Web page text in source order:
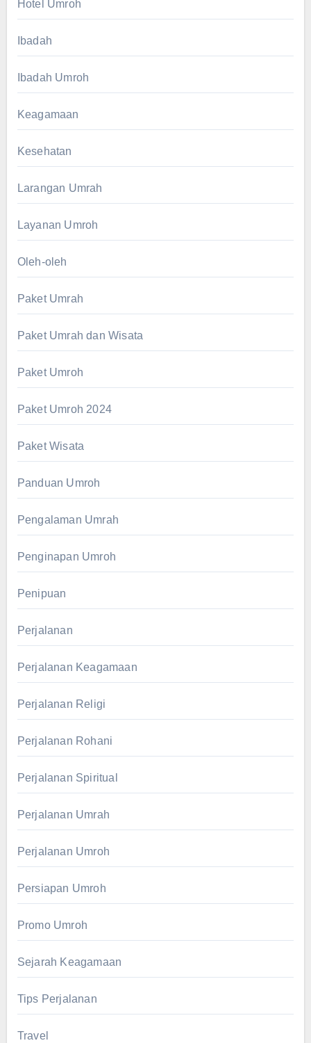
Hotel Umroh
Ibadah
Ibadah Umroh
Keagamaan
Kesehatan
Larangan Umrah
Layanan Umroh
Oleh-oleh
Paket Umrah
Paket Umrah dan Wisata
Paket Umroh
Paket Umroh 2024
Paket Wisata
Panduan Umroh
Pengalaman Umrah
Penginapan Umroh
Penipuan
Perjalanan
Perjalanan Keagamaan
Perjalanan Religi
Perjalanan Rohani
Perjalanan Spiritual
Perjalanan Umrah
Perjalanan Umroh
Persiapan Umroh
Promo Umroh
Sejarah Keagamaan
Tips Perjalanan
Travel